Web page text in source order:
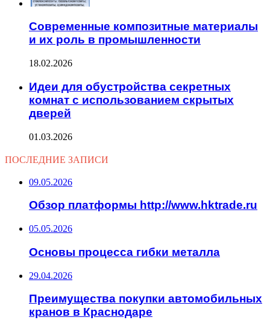
Современные композитные материалы
и их роль в промышленности
18.02.2026
Идеи для обустройства секретных
комнат с использованием скрытых
дверей
01.03.2026
ПОСЛЕДНИЕ ЗАПИСИ
09.05.2026
Обзор платформы http://www.hktrade.ru
05.05.2026
Основы процесса гибки металла
29.04.2026
Преимущества покупки автомобильных
кранов в Краснодаре